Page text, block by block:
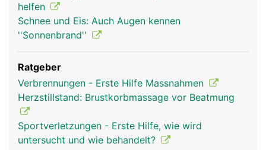
helfen
Schnee und Eis: Auch Augen kennen
''Sonnenbrand''
Ratgeber
Verbrennungen - Erste Hilfe Massnahmen
Herzstillstand: Brustkorbmassage vor Beatmung
Sportverletzungen - Erste Hilfe, wie wird
untersucht und wie behandelt?